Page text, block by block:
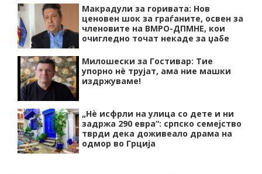
Макрадули за горивата: Нов
ценовен шок за граѓаните, освен за
членовите на ВМРО-ДПМНЕ, кои
очигледно точат некаде за џабе
Милошески за Гостивар: Тие
упорно нѐ трујат, ама ние машки
издржуваме!
„Нѐ исфрли на улица со дете и ни
задржа 290 евра“: српско семејство
тврди дека доживеало драма на
одмор во Грција